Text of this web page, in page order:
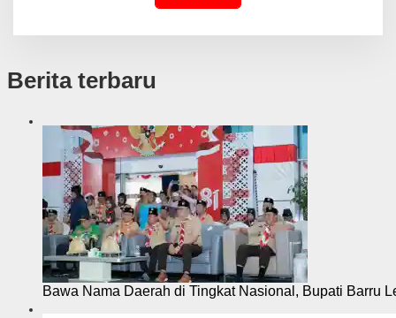
Berita terbaru
Bawa Nama Daerah di Tingkat Nasional, Bupati Barru